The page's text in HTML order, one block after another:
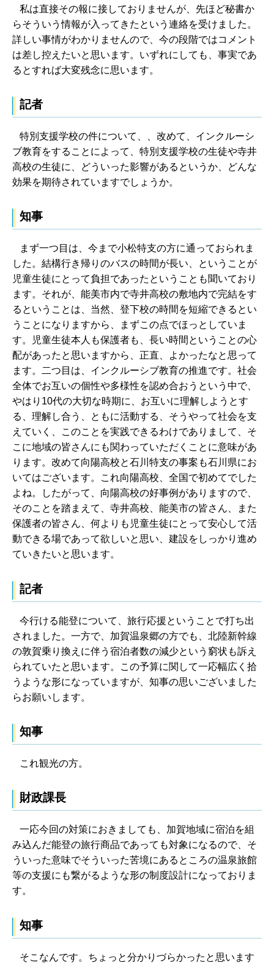
私は直接その報に接しておりませんが、先ほど秘書か
らそういう情報が入ってきたという連絡を受けました。
詳しい事情がわかりませんので、今の段階ではコメント
は差し控えたいと思います。いずれにしても、事実であ
るとすれば大変残念に思います。
記者
特別支援学校の件について、、改めて、インクルーシ
ブ教育をすることによって、特別支援学校の生徒や寺井
高校の生徒に、どういった影響があるというか、どんな
効果を期待されていますでしょうか。
知事
まず一つ目は、今まで小松特支の方に通っておられま
した。結構行き帰りのバスの時間が長い、ということが
児童生徒にとって負担であったということも聞いており
ます。それが、能美市内で寺井高校の敷地内で完結をす
るということは、当然、登下校の時間を短縮できるとい
うことになりますから、まずこの点でほっとしていま
す。児童生徒本人も保護者も、長い時間ということの心
配があったと思いますから、正直、よかったなと思って
ます。二つ目は、インクルーシブ教育の推進です。社会
全体でお互いの個性や多様性を認め合おうという中で、
やはり10代の大切な時期に、お互いに理解しようとす
る、理解し合う、ともに活動する、そうやって社会を支
えていく、このことを実践できるわけでありまして、そ
こに地域の皆さんにも関わっていただくことに意味があ
ります。改めて向陽高校と石川特支の事案も石川県にお
いてはございます。これ向陽高校、全国で初めてでした
よね。したがって、向陽高校の好事例がありますので、
そのことを踏まえて、寺井高校、能美市の皆さん、また
保護者の皆さん、何よりも児童生徒にとって安心して活
動できる場であって欲しいと思い、建設をしっかり進め
ていきたいと思います。
記者
今行ける能登について、旅行応援ということで打ち出
されました。一方で、加賀温泉郷の方でも、北陸新幹線
の敦賀乗り換えに伴う宿泊者数の減少という窮状も訴え
られていたと思います。この予算に関して一応幅広く拾
うような形になっていますが、知事の思いございました
らお願いします。
知事
これ観光の方。
財政課長
一応今回の対策におきましても、加賀地域に宿泊を組
み込んだ能登の旅行商品であっても対象になるので、そ
ういった意味でそういった苦境にあるところの温泉旅館
等の支援にも繋がるような形の制度設計になっておりま
す。
知事
そこなんです。ちょっと分かりづらかったと思います